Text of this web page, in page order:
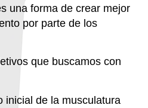
una forma de crear mejor
por parte de los
que buscamos con
inicial de la musculatura